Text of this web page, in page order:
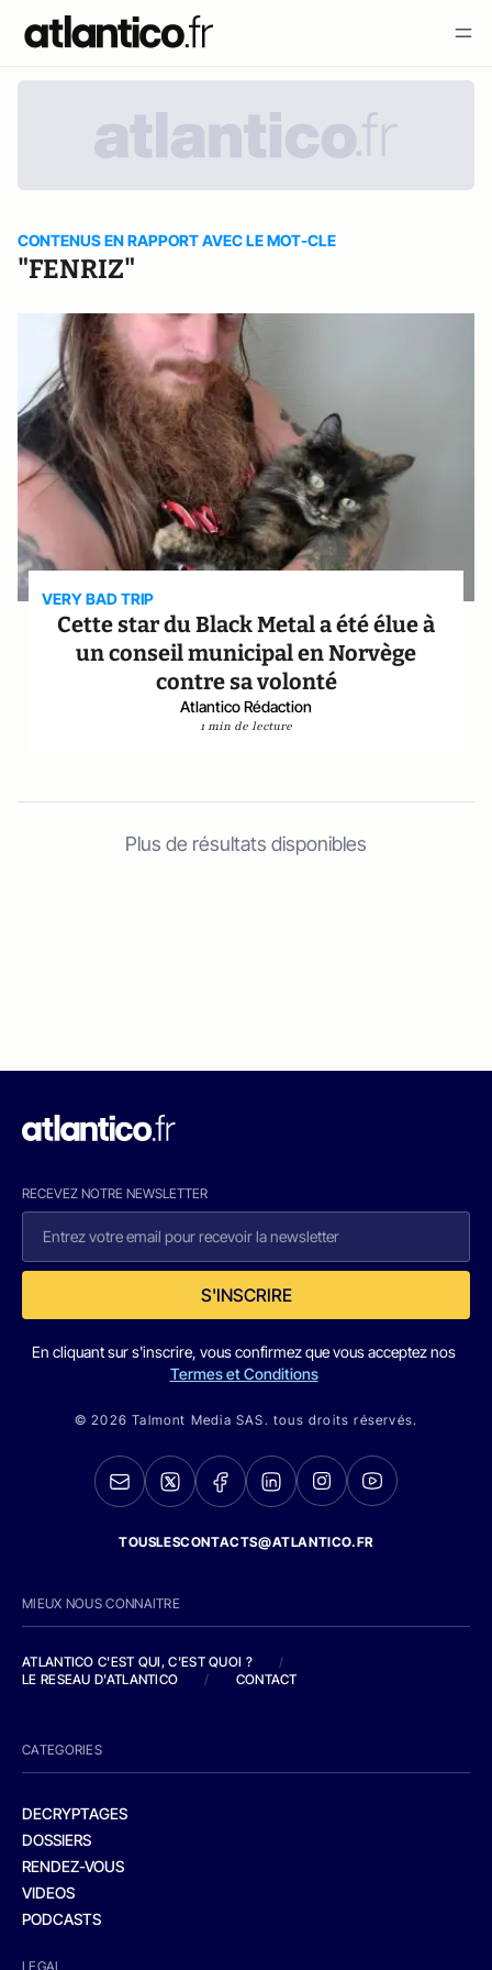
CONTENUS EN RAPPORT AVEC LE MOT-CLE
"FENRIZ"
VERY BAD TRIP
Cette star du Black Metal a été élue à
un conseil municipal en Norvège
contre sa volonté
Atlantico Rédaction
1 min de lecture
Plus de résultats disponibles
RECEVEZ NOTRE NEWSLETTER
S'INSCRIRE
En cliquant sur s'inscrire, vous confirmez que vous acceptez nos
Termes et Conditions
© 2026 Talmont Media SAS. tous droits réservés.
TOUSLESCONTACTS@ATLANTICO.FR
MIEUX NOUS CONNAITRE
ATLANTICO C'EST QUI, C'EST QUOI ?
/
LE RESEAU D'ATLANTICO
/ CONTACT
CATEGORIES
DECRYPTAGES
DOSSIERS
RENDEZ-VOUS
VIDEOS
PODCASTS
LEGAL